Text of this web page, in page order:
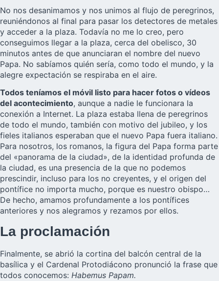
No nos desanimamos y nos unimos al flujo de peregrinos,
reuniéndonos al final para pasar los detectores de metales
y acceder a la plaza. Todavía no me lo creo, pero
conseguimos llegar a la plaza, cerca del obelisco, 30
minutos antes de que anunciaran el nombre del nuevo
Papa. No sabíamos quién sería, como todo el mundo, y la
alegre expectación se respiraba en el aire.
Todos teníamos el móvil listo para hacer fotos o vídeos
del acontecimiento, aunque a nadie le funcionara la
conexión a Internet. La plaza estaba llena de peregrinos
de todo el mundo, también con motivo del jubileo, y los
fieles italianos esperaban que el nuevo Papa fuera italiano.
Para nosotros, los romanos, la figura del Papa forma parte
del «panorama de la ciudad», de la identidad profunda de
la ciudad, es una presencia de la que no podemos
prescindir, incluso para los no creyentes, y el origen del
pontífice no importa mucho, porque es nuestro obispo…
De hecho, amamos profundamente a los pontífices
anteriores y nos alegramos y rezamos por ellos.
La proclamación
Finalmente, se abrió la cortina del balcón central de la
basílica y el Cardenal Protodiácono pronunció la frase que
todos conocemos: Habemus Papam.